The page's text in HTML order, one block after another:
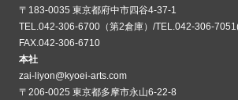
〒183-0035 東京都府中市四谷4-37-1
TEL.042-306-6700（第2倉庫）/TEL.042-306-
FAX.042-306-6710
本社
zai-liyon@kyoei-arts.com
〒206-0025 東京都多摩市永山6-22-8